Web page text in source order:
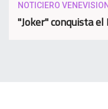
NOTICIERO VENEVISION
"Joker" conquista